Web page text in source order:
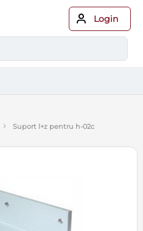
Login
› suport l+z pentru h-02c